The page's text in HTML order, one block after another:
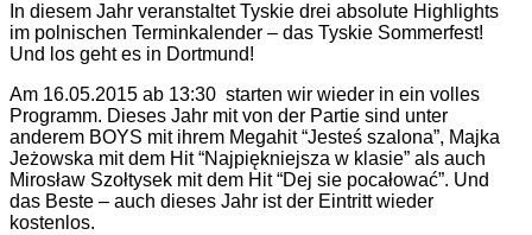
In diesem Jahr veranstaltet Tyskie drei absolute Highlights
im polnischen Terminkalender – das Tyskie Sommerfest!
Und los geht es in Dortmund!
Am 16.05.2015 ab 13:30 starten wir wieder in ein volles
Programm. Dieses Jahr mit von der Partie sind unter
anderem BOYS mit ihrem Megahit “Jesteś szalona”, Majka
Jeżowska mit dem Hit “Najpiękniejsza w klasie” als auch
Mirosław Szołtysek mit dem Hit “Dej sie pocałować”. Und
das Beste – auch dieses Jahr ist der Eintritt wieder
kostenlos.